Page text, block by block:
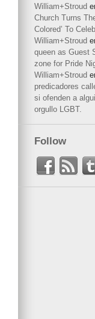
William+Stroud
Church Turns
Colored’ To
William+Stroud
queen as Guest
zone for Pride
William+Stroud
predicadores
si ofenden a
orgullo LGBT.
Follow